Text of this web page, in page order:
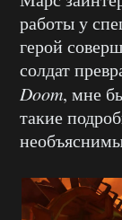
работы у
герой
солдат
Doom, мне
такие